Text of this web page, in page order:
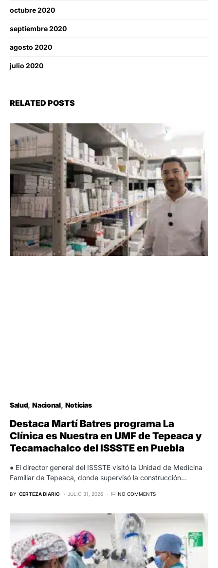
octubre 2020
septiembre 2020
agosto 2020
julio 2020
RELATED POSTS
Salud Nacional Noticias
Destaca Martí Batres programa La
Clínica es Nuestra en UMF de Tepeaca y
Tecamachalco del ISSSTE en Puebla
● El director general del ISSSTE visitó la Unidad de Medicina
Familiar de Tepeaca, donde supervisó la construcción…
BY CERTEZA DIARIO JULIO 31, 2026 NO COMMENTS